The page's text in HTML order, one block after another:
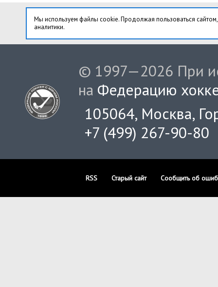
Мы используем файлы cookie. Продолжая пользоваться
аналитики.
© 1997—2026 При
на Федерацию
105064, Москва,
+7 (499) 267-90-80
RSS Старый сайт Сообщить об